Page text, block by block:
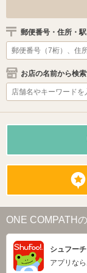
郵便番号・住所・
お店の名前から検
ONE COMPATH
シュフー
アプリな